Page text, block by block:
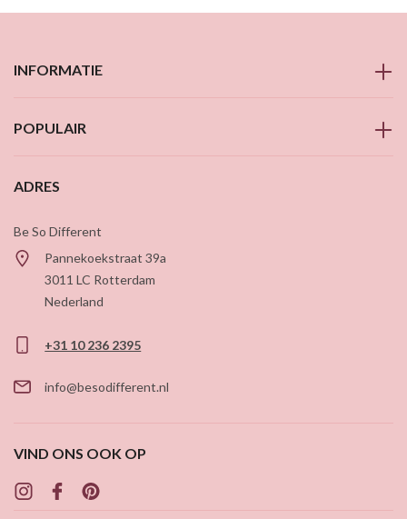
INFORMATIE
POPULAIR
ADRES
Be So Different
Pannekoekstraat 39a
3011 LC Rotterdam
Nederland
+31 10 236 2395
info@besodifferent.nl
VIND ONS OOK OP